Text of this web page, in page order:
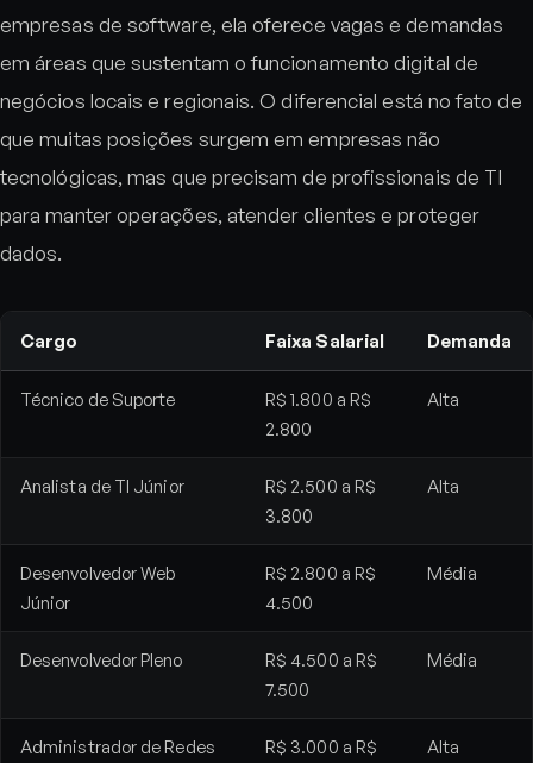
empresas de software, ela oferece vagas e demandas
em áreas que sustentam o funcionamento digital de
negócios locais e regionais. O diferencial está no fato de
que muitas posições surgem em empresas não
tecnológicas, mas que precisam de profissionais de TI
para manter operações, atender clientes e proteger
dados.
Cargo Faixa Salarial Demanda
Técnico de Suporte
R$ 1.800 a R$
2.800
Alta
Analista de TI Júnior
R$ 2.500 a R$
3.800
Alta
Desenvolvedor Web
Júnior
R$ 2.800 a R$
4.500
Média
Desenvolvedor Pleno
R$ 4.500 a R$
7.500
Média
Administrador de Redes
R$ 3.000 a R$
Alta